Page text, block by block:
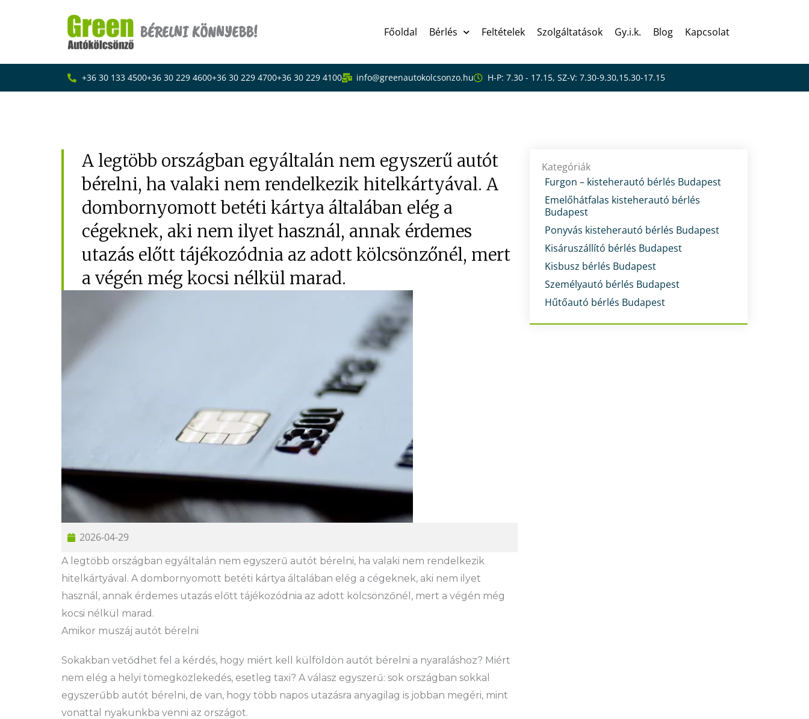
BÉRELNI KÖNNYEBB! Főoldal Bérlés Feltételek Szolgáltatások Gy.i.k. Blog Kapcsolat
+36 30 133 4500+36 30 229 4600+36 30 229 4700+36 30 229 4100 info@greenautokolcsonzo.hu H-P: 7.30 - 17.15, SZ-V: 7.30-9.30,15.30-17.15
A legtöbb országban egyáltalán nem egyszerű autót
bérelni, ha valaki nem rendelkezik hitelkártyával. A
dombornyomott betéti kártya általában elég a
cégeknek, aki nem ilyet használ, annak érdemes
utazás előtt tájékozódnia az adott kölcsönzőnél, mert
a végén még kocsi nélkül marad.
2026-04-29
A legtöbb országban egyáltalán nem egyszerű autót bérelni, ha valaki nem rendelkezik
hitelkártyával. A dombornyomott betéti kártya általában elég a cégeknek, aki nem ilyet
használ, annak érdemes utazás előtt tájékozódnia az adott kölcsönzőnél, mert a végén még
kocsi nélkül marad.
Amikor muszáj autót bérelni
Sokakban vetődhet fel a kérdés, hogy miért kell külföldön autót bérelni a nyaraláshoz? Miért
nem elég a helyi tömegközlekedés, esetleg taxi? A válasz egyszerű: sok országban sokkal
egyszerűbb autót bérelni, de van, hogy több napos utazásra anyagilag is jobban megéri, mint
vonattal nyakunkba venni az országot.
Kategóriák
Furgon – kisteherautó bérlés Budapest
Emelőhátfalas kisteherautó bérlés
Budapest
Ponyvás kisteherautó bérlés Budapest
Kisáruszállító bérlés Budapest
Kisbusz bérlés Budapest
Személyautó bérlés Budapest
Hűtőautó bérlés Budapest